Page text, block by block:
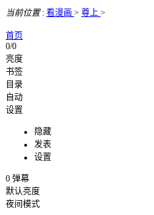
当前位置: 看漫画 > 尊上 >
首页
0/0
亮度
书签
目录
自动
设置
隐藏
发表
设置
0 弹幕
默认亮度
夜间模式